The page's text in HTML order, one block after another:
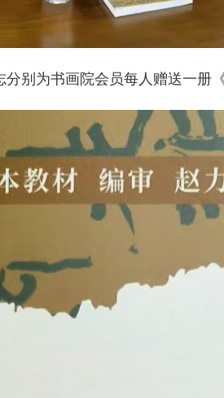
为书画院会员每人赠送一册《